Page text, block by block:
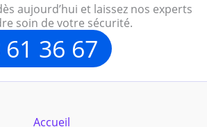
aujourd’hui et laissez nos experts
soin de votre sécurité.
36 67
Accueil